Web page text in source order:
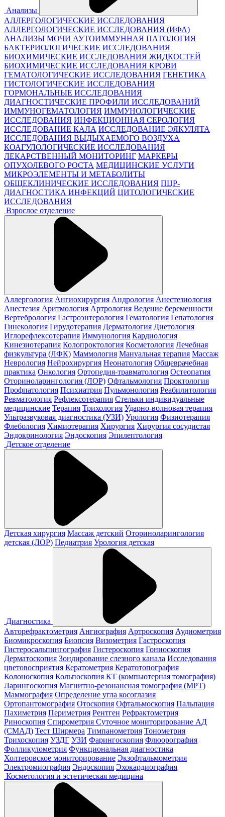
Анализы
АЛЛЕРГОЛОГИЧЕСКИЕ ИССЛЕДОВАНИЯ
АЛЛЕРГОЛОГИЧЕСКИЕ ИССЛЕДОВАНИЯ (ИФА)
АНАЛИЗЫ МОЧИ АУТОИММУННАЯ ПАТОЛОГИЯ
БАКТЕРИОЛОГИЧЕСКИЕ ИССЛЕДОВАНИЯ
БИОХИМИЧЕСКИЕ ИССЛЕДОВАНИЯ ЖИДКОСТЕЙ
БИОХИМИЧЕСКИЕ ИССЛЕДОВАНИЯ КРОВИ
ГЕМАТОЛОГИЧЕСКИЕ ИССЛЕДОВАНИЯ ГЕНЕТИКА
ГИСТОЛОГИЧЕСКИЕ ИССЛЕДОВАНИЯ
ГОРМОНАЛЬНЫЕ ИССЛЕДОВАНИЯ
ДИАГНОСТИЧЕСКИЕ ПРОФИЛИ ИССЛЕДОВАНИЙ
ИММУНОГЕМАТОЛОГИЯ ИММУНОЛОГИЧЕСКИЕ
ИССЛЕДОВАНИЯ ИНФЕКЦИОННАЯ СЕРОЛОГИЯ
ИССЛЕДОВАНИЕ КАЛА ИССЛЕДОВАНИЕ ЭЯКУЛЯТА
ИССЛЕДОВАНИЯ ВЫДЫХАЕМОГО ВОЗДУХА
КОАГУЛОЛОГИЧЕСКИЕ ИССЛЕДОВАНИЯ
ЛЕКАРСТВЕННЫЙ МОНИТОРИНГ МАРКЕРЫ
ОПУХОЛЕВОГО РОСТА МЕДИЦИНСКИЕ УСЛУГИ
МИКРОЭЛЕМЕНТЫ И МЕТАБОЛИТЫ
ОБЩЕКЛИНИЧЕСКИЕ ИССЛЕДОВАНИЯ ПЦР-
ДИАГНОСТИКА ИНФЕКЦИЙ ЦИТОЛОГИЧЕСКИЕ
ИССЛЕДОВАНИЯ
Взрослое отделение
Аллергология Ангиохирургия Андрология Анестезиология
Анестезия Аритмология Артрология Ведение беременности
Вертебрология Гастроэнтерология Гематология Гепатология
Гинекология Гирудотерапия Дерматология Диетология
Иглорефлексотерапия Иммунология Кардиология
Кинезиотерапия Колопроктология Косметология Лечебная
физкультура (ЛФК) Маммология Мануальная терапия Массаж
Неврология Нейрохирургия Неонатология Общеврачебная
практика Онкология Ортопедия-травматология Остеопатия
Оториноларингология (ЛОР) Офтальмология Проктология
Профпатология Психиатрия Пульмонология Реабилитология
Ревматология Рефлексотерапия Стельки индивидуальные
медицинские Терапия Трихология Ударно-волновая терапия
Ультразвуковая диагностика (УЗИ) Урология Физиотерапия
Флебология Химиотерапия Хирургия Хирургия сосудистая
Эндокринология Эндоскопия Эпилептология
Детское отделение
Детская хирургия Массаж детский Оториноларингология
детская (ЛОР) Педиатрия Урология детская
Диагностика
Авторефрактометрия Ангиография Артроскопия Аудиометрия
Биомикроскопия Биопсия Визометрия Гастроскопия
Гистеросальпингография Гистероскопия Гониоскопия
Дерматоскопия Зондирование слезного канала Исследования
цветовосприятия Кератометрия Кератотопография
Колоноскопия Кольпоскопия КТ (компьютерная томография)
Ларингоскопия Магнитно-резонансная томография (МРТ)
Маммография Определение угла косоглазия
Ортопантомография Отоскопия Офтальмоскопия Пальпация
Пахиметрия Периметрия Рентген Рефрактометрия
Риноскопия Спирометрия Суточное мониторирование АД
(СМАД) Тест Ширмера Тимпанометрия Тонометрия
Трихоскопия УЗДГ УЗИ Фарингоскопия Флюорография
Фолликулометрия Функциональная диагностика
Холтеровское мониторирование Экзофтальмометрия
Электромиография Эндоскопия Эхокардиография
Косметология и эстетическая медицина